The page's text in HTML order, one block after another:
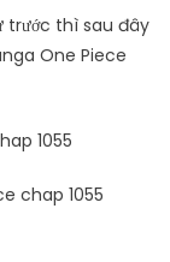
trước thì sau đây
One Piece
chap 1055